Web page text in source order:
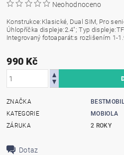
Neohodnoceno
Konstrukce:Klasické, Dual SIM, Pro
Úhlopříčka displeje:2.4"; Typ
Integrovaný fotoaparát:s rozlišením 1-
990 Kč
ZNAČKA
KATEGORIE
MOBIOLA
ZÁRUKA
2 ROKY
Dotaz